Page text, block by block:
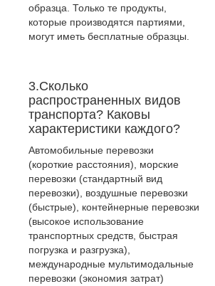
образца. Только те продукты,
которые производятся партиями,
могут иметь бесплатные образцы.
3.Сколько
распространенных видов
транспорта? Каковы
характеристики каждого?
Автомобильные перевозки
(короткие расстояния), морские
перевозки (стандартный вид
перевозки), воздушные перевозки
(быстрые), контейнерные перевозки
(высокое использование
транспортных средств, быстрая
погрузка и разгрузка),
международные мультимодальные
перевозки (экономия затрат)